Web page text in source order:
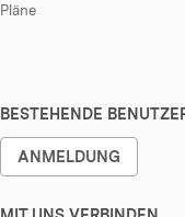
Pläne
BESTEHENDE
ANMELDUNG